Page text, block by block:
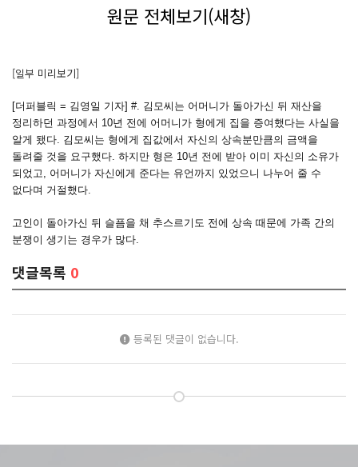
원문 전체보기(새창)
[일부 미리보기]
[더퍼블릭 = 김영일 기자] #. 김모씨는 어머니가 돌아가신 뒤 재산을
정리하던 과정에서 10년 전에 어머니가 형에게 집을 증여했다는 사실을
알게 됐다. 김모씨는 형에게 집값에서 자신의 상속분만큼의 금액을
돌려줄 것을 요구했다. 하지만 형은 10년 전에 받아 이미 자신의 소유가
되었고, 어머니가 자신에게 준다는 유언까지 있었으니 나누어 줄 수
없다며 거절했다.
고인이 돌아가신 뒤 슬픔을 채 추스르기도 전에 상속 때문에 가족 간의
분쟁이 생기는 경우가 많다.
댓글목록 0
등록된 댓글이 없습니다.